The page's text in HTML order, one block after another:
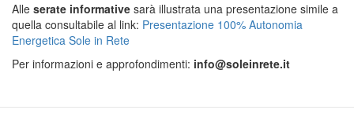
Alle serate informative sarà illustrata una presentazione simile a
quella consultabile al link: Presentazione 100% Autonomia
Energetica Sole in Rete
Per informazioni e approfondimenti: info@soleinrete.it